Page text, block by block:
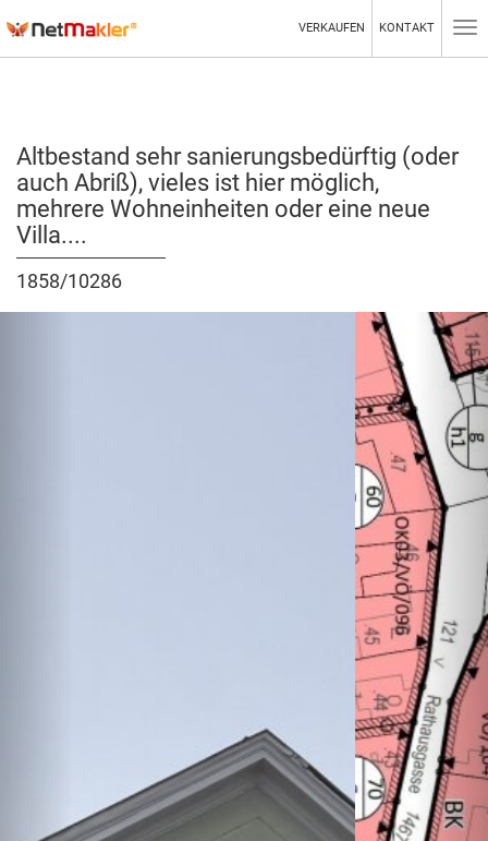
KONTAKT
VERKAUFEN
Altbestand sehr sanierungsbedürftig (oder
auch Abriß), vieles ist hier möglich,
mehrere Wohneinheiten oder eine neue
Villa....
1858/10286